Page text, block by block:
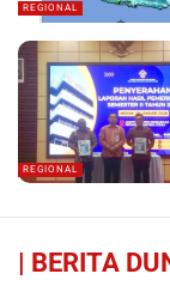
REGIONAL
REGIONAL
| BERITA